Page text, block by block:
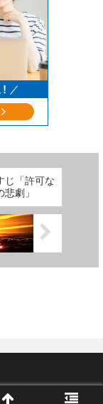
じ「許可な
劇」